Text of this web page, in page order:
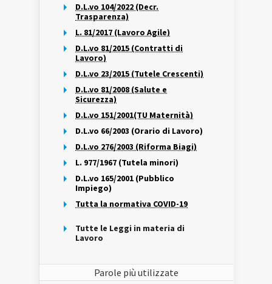
D.L.vo 104/2022 (Decr.
Trasparenza)
L. 81/2017 (Lavoro Agile)
D.L.vo 81/2015 (Contratti di
Lavoro)
D.L.vo 23/2015 (Tutele Crescenti)
D.L.vo 81/2008 (Salute e
Sicurezza)
D.L.vo 151/2001(TU Maternità)
D.L.vo 66/2003 (Orario di Lavoro)
D.L.vo 276/2003 (Riforma Biagi)
L. 977/1967 (Tutela minori)
D.L.vo 165/2001 (Pubblico
Impiego)
Tutta la normativa COVID-19
Tutte le Leggi in materia di
Lavoro
Parole più utilizzate